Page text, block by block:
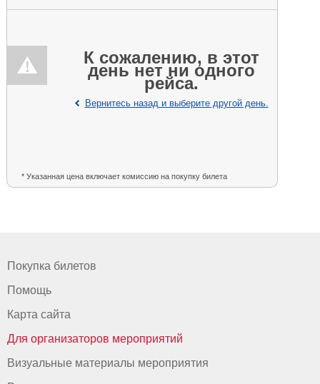
К сожалению, в этот
день нет ни одного
рейса.
Вернитесь назад и выберите другой день.
* Указанная цена включает комиссию на покупку билета
Покупка билетов
Помощь
Карта сайта
Для организаторов мероприятий
Визуальные материалы мероприятия